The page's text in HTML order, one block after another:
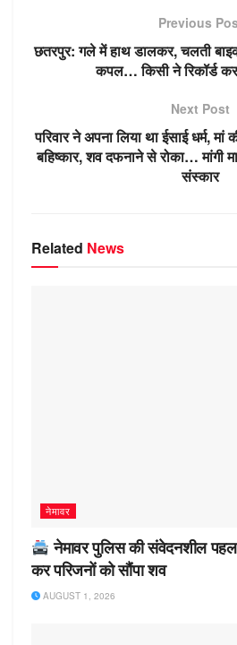
A a
m
n
g
e
b
o
o
k
Previous
छतरपुर: गले में हाथ डालकर, चलती बाइक
कपल… किसी ने रिकॉर्ड कर
Next Post
परिवार ने अपना लिया था ईसाई धर्म, मां
बहिष्कार, शव दफनाने से रोका… मांगी
संस्कार
Related News
नेमावर
नेमावर पुलिस की संवेदनशील
कर परिजनों को सौंपा शव
AUGUST 1, 2026